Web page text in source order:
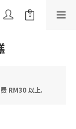
RM30 以上.